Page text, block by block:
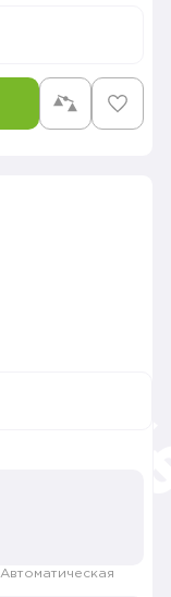
Автоматическая